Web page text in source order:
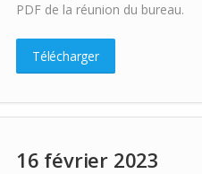
PDF de la réunion du bureau.
Télécharger
16 février 2023